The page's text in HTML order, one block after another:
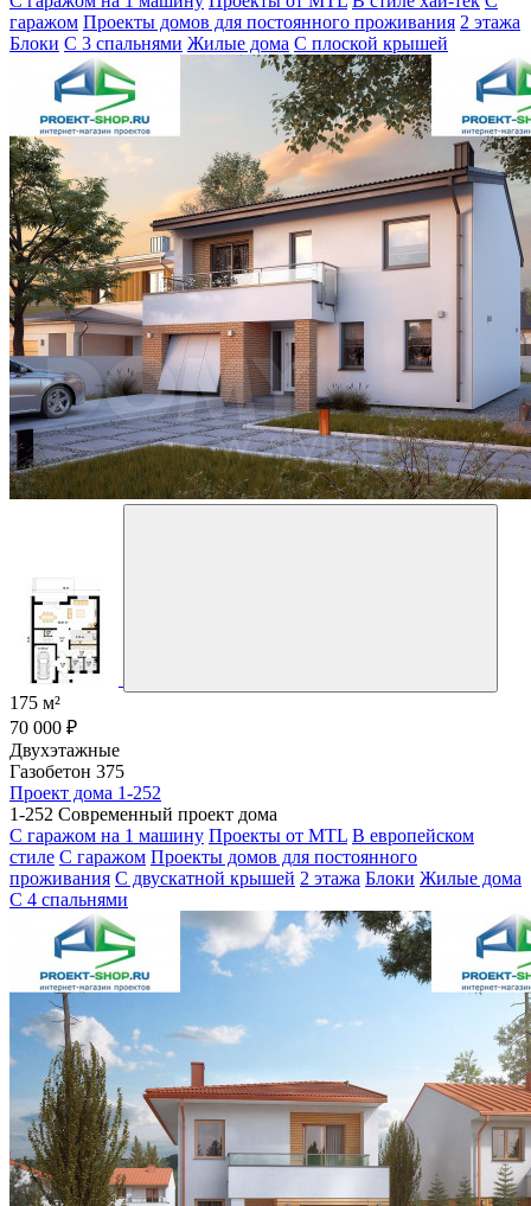
гаражом Проекты домов для постоянного проживания 2 этажа
Блоки С 3 спальнями Жилые дома С плоской крышей
175 м²
70 000 ₽
Двухэтажные
Газобетон 375
Проект дома 1-252
1-252 Современный проект дома
С гаражом на 1 машину Проекты от MTL В европейском
стиле С гаражом Проекты домов для постоянного
проживания С двускатной крышей 2 этажа Блоки Жилые дома
С 4 спальнями